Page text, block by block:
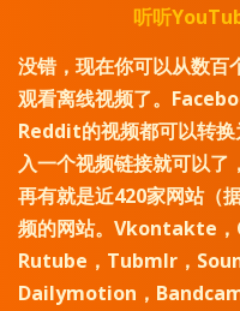
听听
没错，现在你可以从数百
观看离线视频了。
Reddit的视频都可以转
入一个视频链接就可以了
再有就是近420家网站（
频的网站。Vkontakte
Rutube，Tubmlr，
Dailymotion，